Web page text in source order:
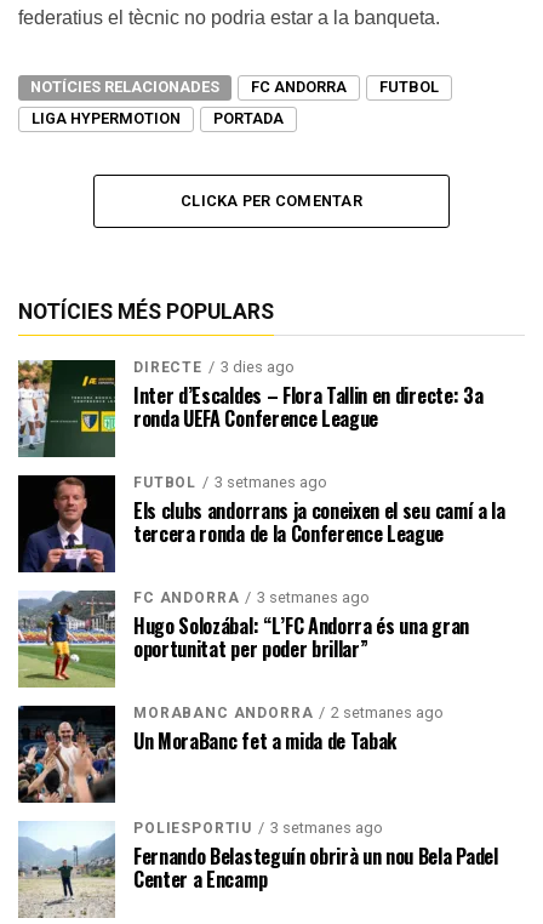
federatius el tècnic no podria estar a la banqueta.
NOTÍCIES RELACIONADES FC ANDORRA
FUTBOL
LIGA HYPERMOTION
PORTADA
CLICKA PER COMENTAR
NOTÍCIES MÉS POPULARS
DIRECTE 3 dies ago
Inter d’Escaldes – Flora Tallin en directe: 3a
ronda UEFA Conference League
FUTBOL 3 setmanes ago
Els clubs andorrans ja coneixen el seu camí a la
tercera ronda de la Conference League
FC ANDORRA 3 setmanes ago
Hugo Solozábal: “L’FC Andorra és una gran
oportunitat per poder brillar”
MORABANC ANDORRA 2 setmanes ago
Un MoraBanc fet a mida de Tabak
POLIESPORTIU 3 setmanes ago
Fernando Belasteguín obrirà un nou Bela Padel
Center a Encamp